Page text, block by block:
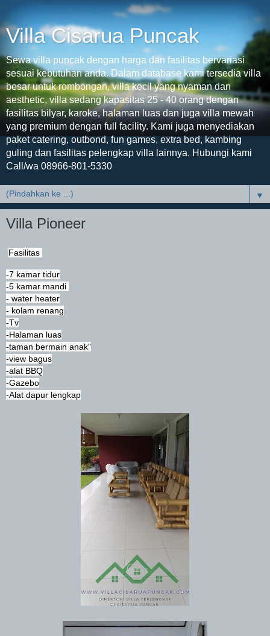
Villa Cisarua Puncak
Sewa villa puncak dengan harga dan fasilitas bervariasi
sesuai kebutuhan anda. Dalam database kami tersedia villa
besar untuk rombongan, villa kecil yang nyaman dan
aesthetic, villa sedang kapasitas 25 - 40 orang dengan
fasilitas bilyar, karoke, halaman luas dan juga villa mewah
yang premium dengan full facility. Kami juga menyediakan
paket catering, outbond, fun games, extra bed, kambing
guling dan fasilitas pelengkap villa lainnya. Hubungi kami
Call/wa 08966-801-5330
▼
Villa Pioneer
Fasilitas
-7 kamar tidur
-5 kamar mandi
- water heater
- kolam renang
-Tv
-Halaman luas
-taman bermain anak"
-view bagus
-alat BBQ
-Gazebo
-Alat dapur lengkap